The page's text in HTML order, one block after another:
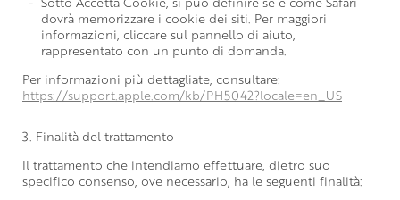
dovrà memorizzare i cookie dei siti. Per maggiori
informazioni, cliccare sul pannello di aiuto,
rappresentato con un punto di domanda.
Per informazioni più dettagliate, consultare:
https://support.apple.com/kb/PH5042?locale=en_US
3. Finalità del trattamento
Il trattamento che intendiamo effettuare, dietro suo
specifico consenso, ove necessario, ha le seguenti finalità: